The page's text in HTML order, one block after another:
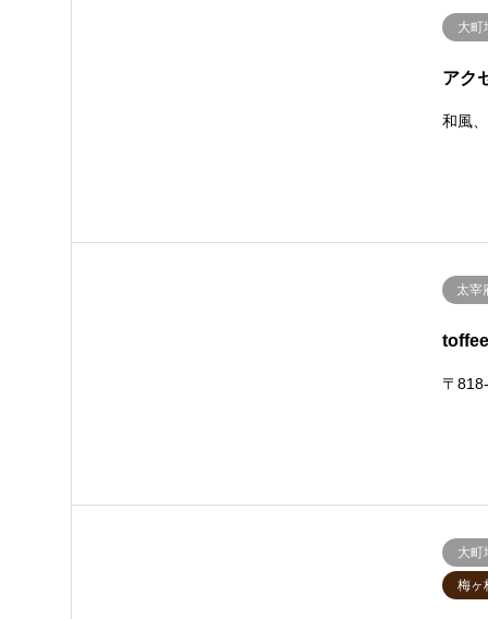
大町
アク
和風
太宰
〒
大町
梅ヶ